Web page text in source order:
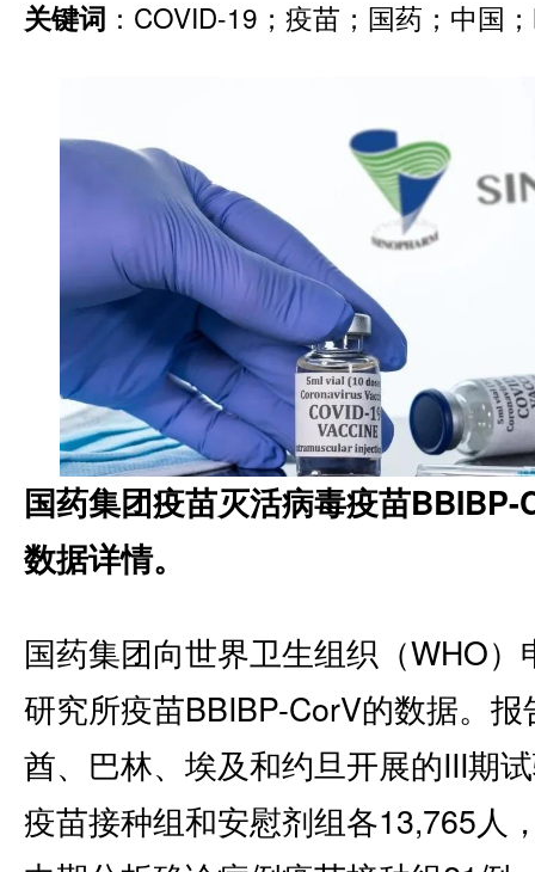
关键词 ：COVID-19；疫苗；国药；中国
国药集团疫苗灭活病毒疫苗
数据详情。
国药集团向世界卫生组织（WHO
研究所疫苗BBIBP-CorV的数据。
酋、巴林、埃及和约旦开展的III期
疫苗接种组和安慰剂组各13,765人